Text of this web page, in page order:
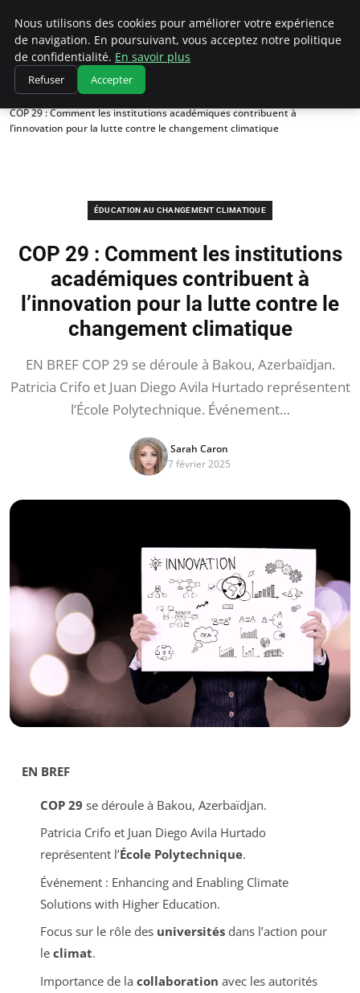
Climatedebtagents
Accueil
Éducation au changement climatique
COP 29 : Comment les institutions académiques contribuent à
l’innovation pour la lutte contre le changement climatique
ÉDUCATION AU CHANGEMENT CLIMATIQUE
COP 29 : Comment les institutions
académiques contribuent à
l’innovation pour la lutte contre le
changement climatique
EN BREF COP 29 se déroule à Bakou, Azerbaïdjan.
Patricia Crifo et Juan Diego Avila Hurtado représentent
l’École Polytechnique. Événement…
Sarah Caron
7 février 2025
EN BREF
COP 29 se déroule à Bakou, Azerbaïdjan.
Patricia Crifo et Juan Diego Avila Hurtado
représentent l’École Polytechnique.
Événement : Enhancing and Enabling Climate
Solutions with Higher Education.
Focus sur le rôle des universitésdans l’action pour
le climat.
Importance de la collaboration avec les autorités
Nous utilisons des cookies pour améliorer votre expérience
de navigation. En poursuivant, vous acceptez notre politique
de confidentialité. En savoir plus
Refuser Accepter